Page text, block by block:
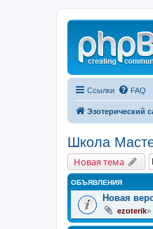
Ссылки FAQ
Эзотерический
Школа
Новая тема
ОБЪЯВЛЕНИЯ
Новая
ezoterik»